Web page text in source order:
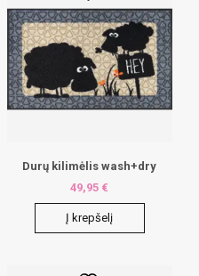
Durų kilimėlis wash+dry
49,95 €
Į krepšelį